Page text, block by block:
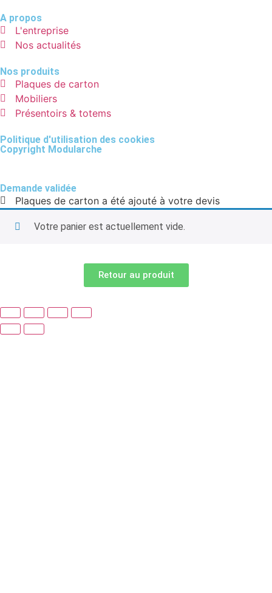
A propos
L'entreprise
Nos actualités
Nos produits
Plaques de carton
Mobiliers
Présentoirs & totems
Politique d'utilisation des cookies
Copyright Modularche
Demande validée
Plaques de carton a été ajouté à votre devis
Votre panier est actuellement vide.
Retour au produit